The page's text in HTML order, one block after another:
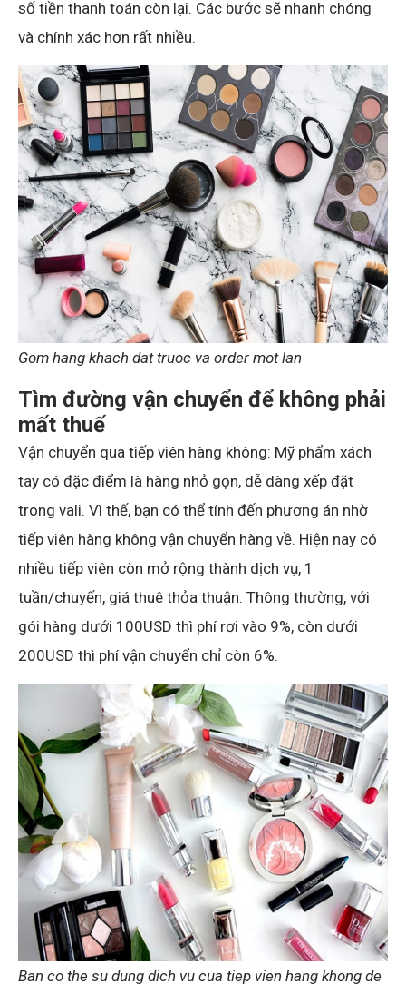
số tiền thanh toán còn lại. Các bước sẽ nhanh chóng
và chính xác hơn rất nhiều.
Gom hang khach dat truoc va order mot lan
Tìm đường vận chuyển để không phải
mất thuế
Vận chuyển qua tiếp viên hàng không: Mỹ phẩm xách
tay có đặc điểm là hàng nhỏ gọn, dễ dàng xếp đặt
trong vali. Vì thế, bạn có thể tính đến phương án nhờ
tiếp viên hàng không vận chuyển hàng về. Hiện nay có
nhiều tiếp viên còn mở rộng thành dịch vụ, 1
tuần/chuyến, giá thuê thỏa thuận. Thông thường, với
gói hàng dưới 100USD thì phí rơi vào 9%, còn dưới
200USD thì phí vận chuyển chỉ còn 6%.
Ban co the su dung dich vu cua tiep vien hang khong de